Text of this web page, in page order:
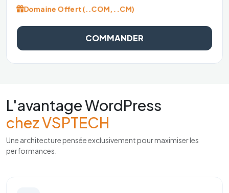
Domaine Offert (..COM, ..CM)
COMMANDER
L'avantage WordPress
chez VSPTECH
Une architecture pensée exclusivement pour maximiser les
performances.